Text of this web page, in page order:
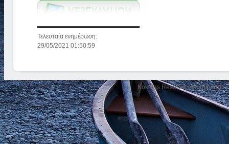
Τελευταία ενημέρωση:
29/05/2021 01:50:59
Kokalas Resort in